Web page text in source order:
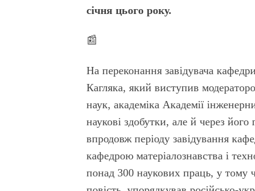
січня цього року.
📰
На переконання завідувача
Кагляка, який виступив
наук, академіка Академії
наукові здобутки, але й через його
впродовж періоду завідування
кафедрою матеріалознавства і
понад 300 наукових праць, у тому